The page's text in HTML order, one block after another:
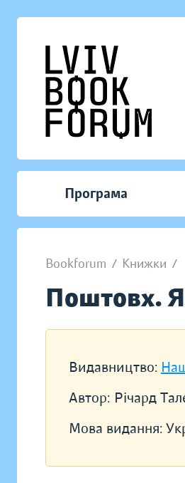
Програма
Bookforum / Книжки /
Поштовх.
Видавництво:
Автор: Річард
Мова видання: